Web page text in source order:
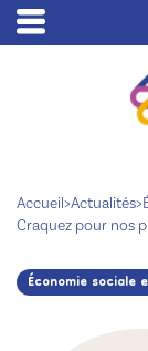
Accueil>Actualités>
Craquez pour nos
Économie sociale